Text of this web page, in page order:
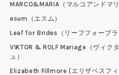
MARCO&MARIA（マルコアンドマリ
esum（エスム）
Leaf for Brides（リーフフォーブラ
VIKTOR & ROLF Mariage（ヴィク
ュ）
Elizabeth Fillmore (エリザベスフ